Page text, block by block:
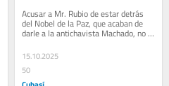
Acusar a Mr. Rubio de estar detrás
del Nobel de la Paz, que acaban de
darle a la antichavista Machado, no
es una acusación arbitraria. El apoyo
de...
15.10.2025
50